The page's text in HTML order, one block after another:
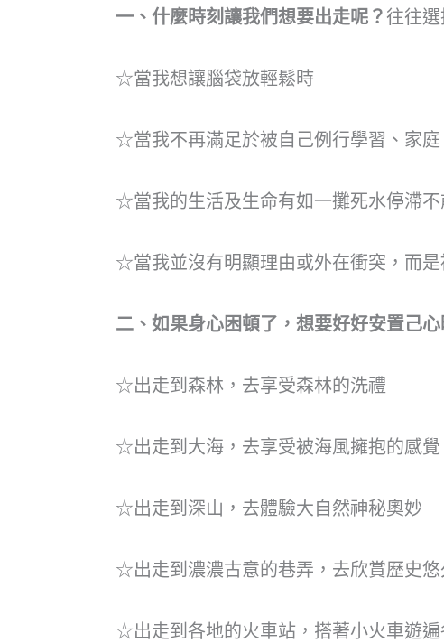
一、什麼時刻讓我們想要出走呢？ 往往
☆當我想讓腦袋放輕鬆時
☆當我不再滿足於被自己例行學習、家
☆當我的生活及生命有如一攤死水停滯不
☆當我並沒有明顯理由或外在衝突，而
二、如果身心困頓了，想要好好安置己
☆出走到森林，去享受森林的洗禮
☆出走到大海，去享受被海風擁抱的感覺
☆出走到深山，去體驗大自然神秘奧妙
☆出走到濃濃古意的巷弄，去欣賞歷史
☆出走到各地的火車站，搭著小火車遊遍